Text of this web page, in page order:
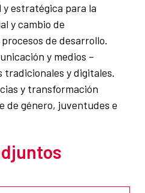
estratégica para la
y cambio de
de desarrollo.
y medios –
tradicionales y digitales.
y transformación
de género, juventudes e